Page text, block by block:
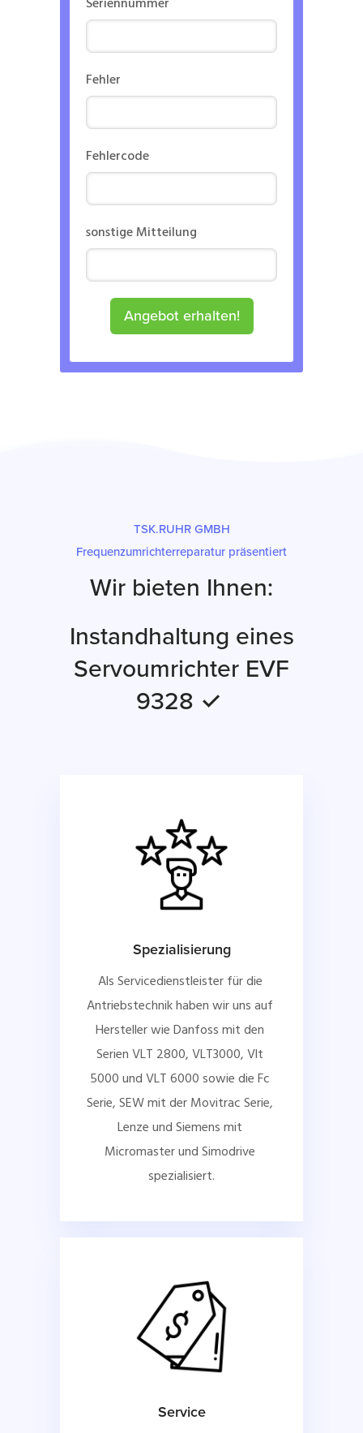
Fehler
Fehlercode
sonstige Mitteilung
Angebot erhalten!
TSK.RUHR GMBH
Frequenzumrichterreparatur präsentiert
Wir bieten Ihnen:
Instandhaltung eines
Servoumrichter EVF
9328 ✓
Spezialisierung
Als Servicedienstleister für die
Antriebstechnik haben wir uns auf
Hersteller wie Danfoss mit den
Serien VLT 2800, VLT3000, Vlt
5000 und VLT 6000 sowie die Fc
Serie, SEW mit der Movitrac Serie,
Lenze und Siemens mit
Micromaster und Simodrive
spezialisiert.
Service